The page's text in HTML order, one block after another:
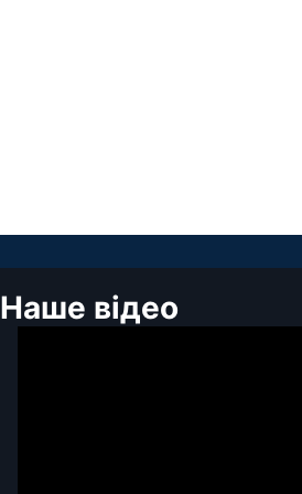
Наше відео